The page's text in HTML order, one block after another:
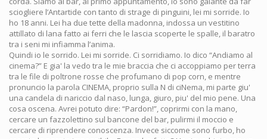
sciogliere l’Antartide con tanto di strage di pinguini, lei mi sorride. Io
ho 18 anni. Lei ha due tette della madonna, indossa un vestitino
attillato di lana fatto ai ferri che le lascia scoperte le spalle, il baratro
tra i seni mi infiamma l’anima.
Quindi io le sorrido. Lei mi sorride. Ci sorridiamo. Io dico “Andiamo al
cinema?” E gia' la vedo tra le mie braccia che ci accoppiamo per terra
tra le file di poltrone rosse che profumano di pop corn, e mentre
pronuncio la parola CINEMA, proprio sulla N di ciNema, mi parte giu'
una candela di nariccio dal naso, lunga, giuro, piu' del mio pene. Una
cosa oscena. Avrei potuto dire: “Pardon!”, coprirmi con la mano,
cercare un fazzolettino sul bancone del bar, pulirmi il moccio e
cercare di riprendere conoscenza. Invece siccome sono furbo, ho